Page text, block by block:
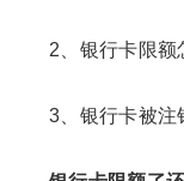
2、银行卡限额
3、银行卡被注